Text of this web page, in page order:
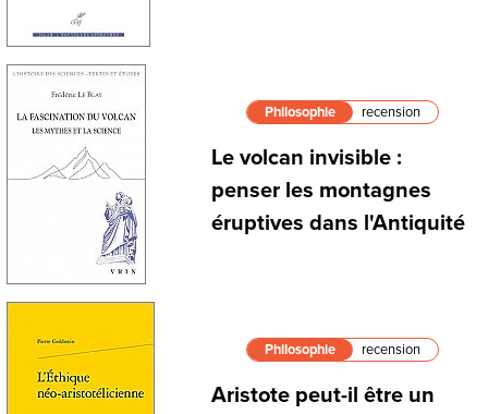
Philosophie recension
Le volcan invisible :
penser les montagnes
éruptives dans l'Antiquité
Philosophie recension
Aristote peut-il être un